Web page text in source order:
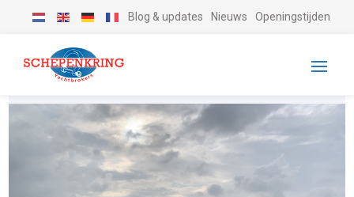
Blog & updates Nieuws Openingstijden